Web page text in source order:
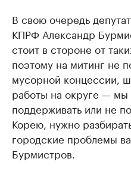
В свою очередь
КПРФ Александр
стоит в стороне от
поэтому на митинг не
мусорной концессии,
работы на округе —
поддерживать или не
Корею, нужно
городские проблемы
Бурмистров.